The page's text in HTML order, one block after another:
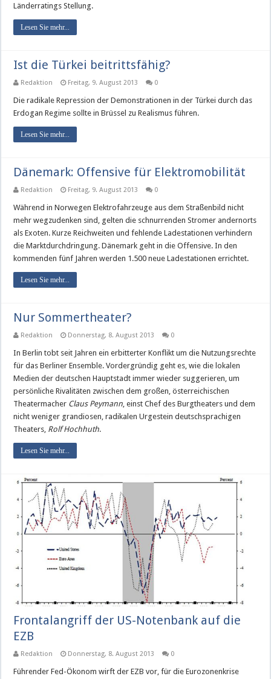
Länderratings Stellung.
Lesen Sie mehr...
Ist die Türkei beitrittsfähig?
Redaktion Freitag, 9. August 2013 0
Die radikale Repression der Demonstrationen in der Türkei durch das
Erdogan Regime sollte in Brüssel zu Realismus führen.
Lesen Sie mehr...
Dänemark: Offensive für Elektromobilität
Redaktion Freitag, 9. August 2013 0
Während in Norwegen Elektrofahrzeuge aus dem Straßenbild nicht
mehr wegzudenken sind, gelten die schnurrenden Stromer andernorts
als Exoten. Kurze Reichweiten und fehlende Ladestationen verhindern
die Marktdurchdringung. Dänemark geht in die Offensive. In den
kommenden fünf Jahren werden 1.500 neue Ladestationen errichtet.
Lesen Sie mehr...
Nur Sommertheater?
Redaktion Donnerstag, 8. August 2013 0
In Berlin tobt seit Jahren ein erbitterter Konflikt um die Nutzungsrechte
für das Berliner Ensemble. Vordergründig geht es, wie die lokalen
Medien der deutschen Hauptstadt immer wieder suggerieren, um
persönliche Rivalitäten zwischen dem großen, österreichischen
Theatermacher Claus Peymann , einst Chef des Burgtheaters und dem
nicht weniger grandiosen, radikalen Urgestein deutschsprachigen
Theaters, Rolf Hochhuth.
Lesen Sie mehr...
Frontalangriff der US-Notenbank auf die
EZB
Redaktion Donnerstag, 8. August 2013 0
Führender Fed-Ökonom wirft der EZB vor, für die Eurozonenkrise